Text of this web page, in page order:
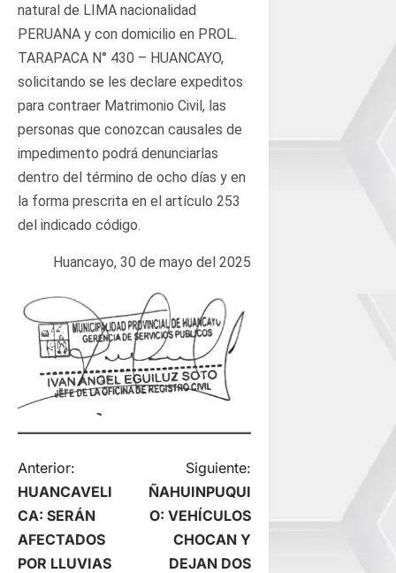
natural de LIMA nacionalidad
PERUANA y con domicilio en PROL.
TARAPACA N° 430 – HUANCAYO,
solicitando se les declare expeditos
para contraer Matrimonio Civil, las
personas que conozcan causales de
impedimento podrá denunciarlas
dentro del término de ocho días y en
la forma prescrita en el artículo 253
del indicado código.
Huancayo, 30 de mayo del 2025
N
a
v
Anterior:
HUANCAVELI
CA: SERÁN
AFECTADOS
POR LLUVIAS
Siguiente:
ÑAHUINPUQUI
O: VEHÍCULOS
CHOCAN Y
DEJAN DOS